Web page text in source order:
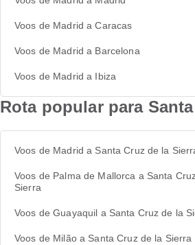
Voos de Madrid a Caracas
Voos de Madrid a Barcelona
Voos de Madrid a Ibiza
Rota popular para
Voos de Madrid a Santa Cruz de la
Voos de Palma de Mallorca a Santa
Sierra
Voos de Guayaquil a Santa Cruz de la
Voos de Milão a Santa Cruz de la Sierra